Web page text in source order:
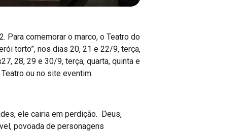
Para comemorar o marco, o Teatro do
torto”, nos dias 20, 21 e 22/9, terça,
28, 29 e 30/9, terça, quarta, quinta e
ou no site eventim.
ele cairia em perdição. Deus,
povoada de personagens